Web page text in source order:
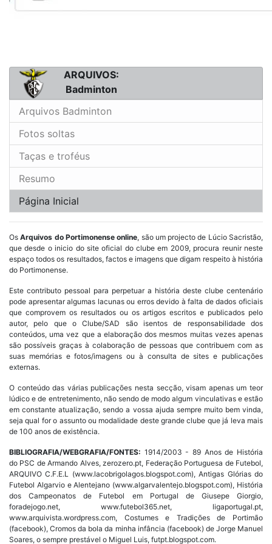
ARQUIVOS:
Badminton
Arquivos Badminton
Fotos soltas
Taças e troféus
Resumo
Página Inicial
OsArquivos do Portimonense online, são um projecto de Lúcio Sacristão,
que desde o inicio do site oficial do clube em 2009, procura reunir neste
espaço todos os resultados, factos e imagens que digam respeito à história
do Portimonense.
Este contributo pessoal para perpetuar a história deste clube centenário
pode apresentar algumas lacunas ou erros devido à falta de dados oficiais
que comprovem os resultados ou os artigos escritos e publicados pelo
autor, pelo que o Clube/SAD são isentos de responsabilidade dos
conteúdos, uma vez que a elaboração dos mesmos muitas vezes apenas
são possíveis graças à colaboração de pessoas que contribuem com as
suas memórias e fotos/imagens ou à consulta de sites e publicações
externas.
O conteúdo das várias publicações nesta secção, visam apenas um teor
lúdico e de entretenimento, não sendo de modo algum vinculativas e estão
em constante atualização, sendo a vossa ajuda sempre muito bem vinda,
seja qual for o assunto ou modalidade deste grande clube que já leva mais
de 100 anos de existência.
BIBLIOGRAFIA/WEBGRAFIA/FONTES: 1914/2003 - 89 Anos de História
do PSC de Armando Alves, zerozero.pt, Federação Portuguesa de Futebol,
ARQUIVO C.F.E.L (www.lacobrigolagos.blogspot.com), Antigas Glórias do
Futebol Algarvio e Alentejano (www.algarvalentejo.blogspot.com), História
dos Campeonatos de Futebol em Portugal de Giusepe Giorgio,
foradejogo.net, www.futebol365.net, ligaportugal.pt,
www.arquivista.wordpress.com, Costumes e Tradições de Portimão
(facebook), Cromos da bola da minha infância (facebook) de Jorge Manuel
Soares, o sempre prestável o Miguel Luis, futpt.blogspot.com.